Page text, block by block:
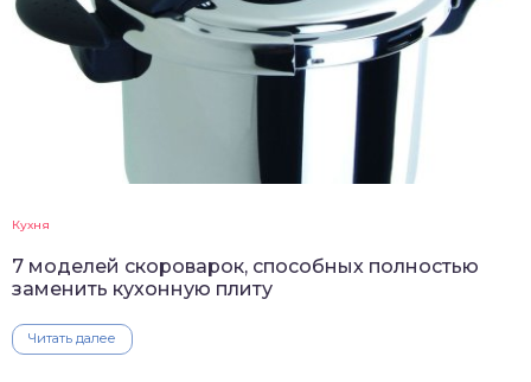
Кухня
7 моделей скороварок, способных полностью
заменить кухонную плиту
Читать далее